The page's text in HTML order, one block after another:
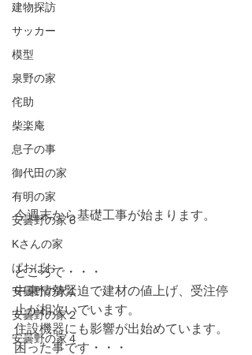
建物探訪
サッカー
模型
泉野の家
侘助
柴楽庵
息子の事
御代田の家
有明の家
安曇野の家６
Kさんの家
ぱおぱお
安曇野の家１
安曇野の家２
安曇野の家４
今週末から基礎工事が始まります。
ところで・・・
中東情勢緊迫で建材の値上げ、受注停
止が相次いでいます。
住設機器にも影響が出始めています。
困った事です・・・